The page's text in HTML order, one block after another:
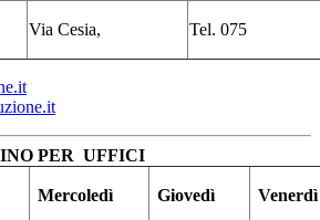
Via Cesia, Tel. 075
PER UFFICI
Mercoledì Giovedì Venerdì